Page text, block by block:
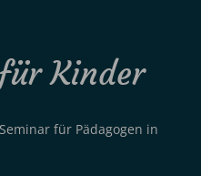
Kinder
für Pädagogen in